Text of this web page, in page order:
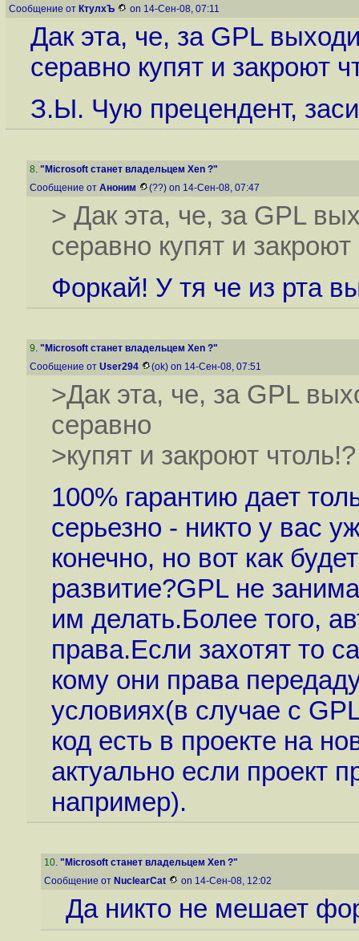
Сообщение от КтулхЪ on 14-Сен-08, 07:11
Дак эта, че, за GPL
серавно купят и закроют
З.Ы. Чую прецендент,
8. "Microsoft станет владельцем Xen ?"
Сообщение от Аноним (??) on 14-Сен-08, 07:47
> Дак эта, че, за GPL
серавно купят и
Форкай! У тя че из рта
9. "Microsoft станет владельцем Xen ?"
Сообщение от User294 (ok) on 14-Сен-08, 07:51
>Дак эта, че, за GPL
серавно
>купят и закроют
100% гарантию дает
серьезно - никто у вас
конечно, но вот как
развитие?GPL не
им делать.Более того,
права.Если захотят то
кому они права
условиях(в случае с
код есть в проекте на
актуально если проект
например).
10. "Microsoft станет владельцем Xen ?"
Сообщение от NuclearCat on 14-Сен-08, 12:02
Да никто не мешает